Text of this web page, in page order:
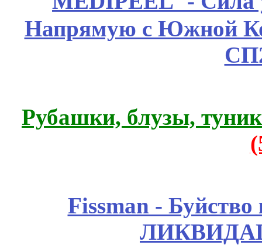
Напрямую с Южной
Рубашки, блузы,
Fissmаn -